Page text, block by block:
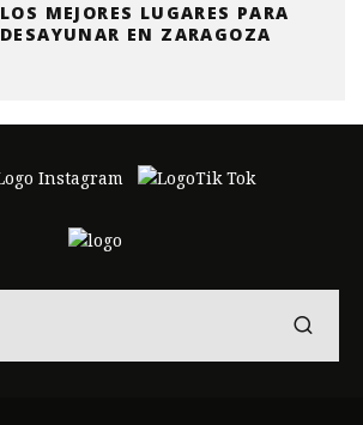
LOS MEJORES LUGARES PARA
DESAYUNAR EN ZARAGOZA